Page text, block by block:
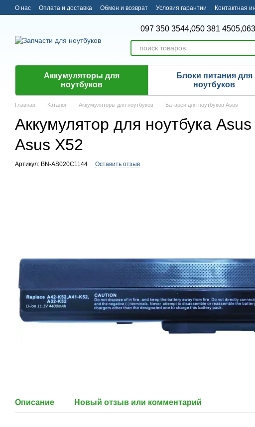
Перейти к основному контенту
О нас Оплата и доставка Обмен и возврат Условия гарантии Контактная
097 350 3544,050 381 4505,
Аккумуляторы для
ноутбуков
Блоки питания для
ноутбуков
Главная Каталог Аккумуляторы для ноутбуков Батареи для ноутбуков Asus
Аккумулятор для ноутбука
Asus X52
Артикул: BN-AS020C1144 Оставить отзыв
Описание Новый отзыв или комментарий